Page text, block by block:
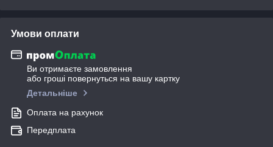
Умови оплати
Ви отримаєте замовлення
або гроші повернуться на вашу картку
Детальніше
Оплата на рахунок
Передплата